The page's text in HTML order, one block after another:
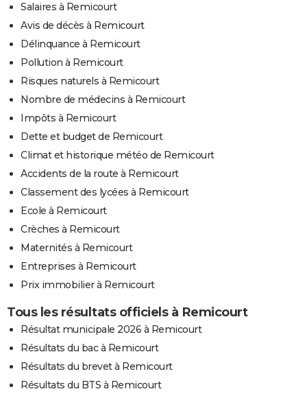
Salaires à Remicourt
Avis de décès à Remicourt
Délinquance à Remicourt
Pollution à Remicourt
Risques naturels à Remicourt
Nombre de médecins à Remicourt
Impôts à Remicourt
Dette et budget de Remicourt
Climat et historique météo de Remicourt
Accidents de la route à Remicourt
Classement des lycées à Remicourt
Ecole à Remicourt
Crèches à Remicourt
Maternités à Remicourt
Entreprises à Remicourt
Prix immobilier à Remicourt
Tous les résultats officiels à Remicourt
Résultat municipale 2026 à Remicourt
Résultats du bac à Remicourt
Résultats du brevet à Remicourt
Résultats du BTS à Remicourt